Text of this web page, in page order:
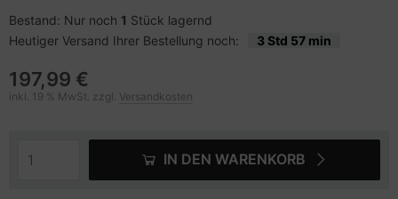
Bestand: Nur noch 1 Stück lagernd
Heutiger Versand Ihrer Bestellung noch:
3 Std 57 min
197,99 €
inkl. 19 % MwSt. zzgl. Versandkosten
IN DEN WARENKORB